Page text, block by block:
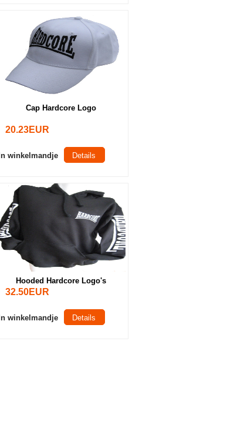
Cap Hardcore Logo
20.23EUR
In winkelmandje Details
Hooded Hardcore Logo's
32.50EUR
In winkelmandje Details